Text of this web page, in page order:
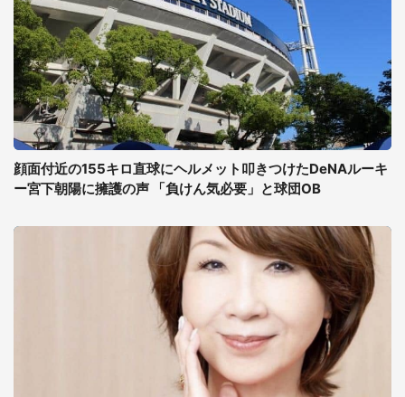
顔面付近の155キロ直球にヘルメット叩きつけたDeNAルーキ
ー宮下朝陽に擁護の声 「負けん気必要」と球団OB